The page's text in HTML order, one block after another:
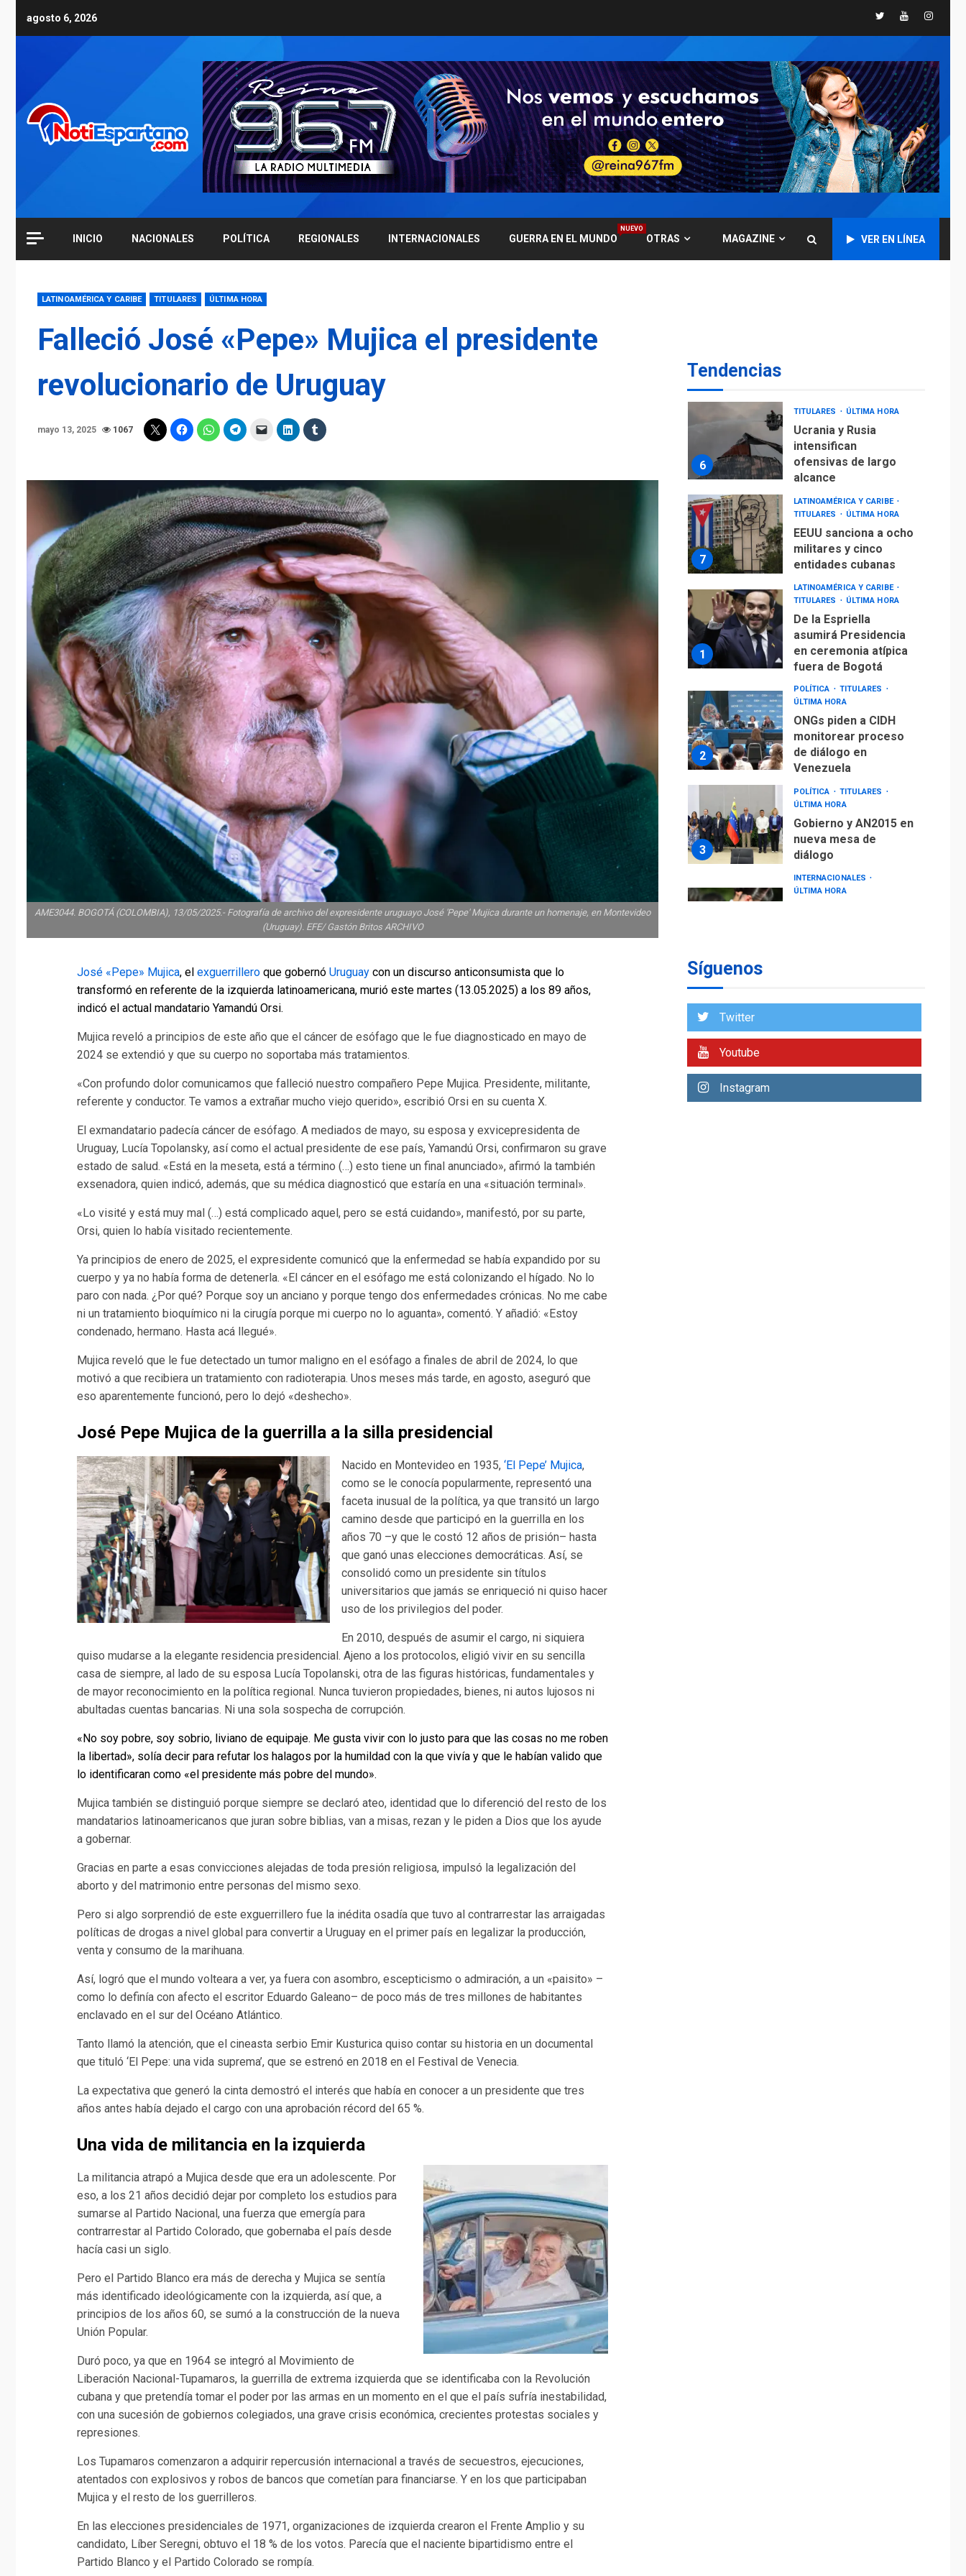
agosto 6, 2026 TwitterYoutube
INICIO NACIONALES POLÍTICA REGIONALES INTERNACIONALES GUERRA EN EL MUNDO
NUEVO
OTRAS MAGAZINE VER EN LÍNEA
LATINOAMÉRICA Y CARIBE TITULARES ÚLTIMA HORA
Falleció José «Pepe» Mujica el presidente
revolucionario de Uruguay
mayo 13, 2025 1067
AME3044. BOGOTÁ (COLOMBIA), 13/05/2025.- Fotografía de archivo del expresidente uruguayo José 'Pepe' Mujica durante un homenaje, en Montevideo
(Uruguay). EFE/ Gastón Britos ARCHIVO
José «Pepe» Mujica, el exguerrillero que gobernó Uruguay con un discurso anticonsumista que lo
transformó en referente de la izquierda latinoamericana, murió este martes (13.05.2025) a los 89 años,
indicó el actual mandatario Yamandú Orsi.
Mujica reveló a principios de este año que el cáncer de esófago que le fue diagnosticado en mayo de
2024 se extendió y que su cuerpo no soportaba más tratamientos.
«Con profundo dolor comunicamos que falleció nuestro compañero Pepe Mujica. Presidente, militante,
referente y conductor. Te vamos a extrañar mucho viejo querido», escribió Orsi en su cuenta X.
El exmandatario padecía cáncer de esófago. A mediados de mayo, su esposa y exvicepresidenta de
Uruguay, Lucía Topolansky, así como el actual presidente de ese país, Yamandú Orsi, confirmaron su grave
estado de salud. «Está en la meseta, está a término (…) esto tiene un final anunciado», afirmó la también
exsenadora, quien indicó, además, que su médica diagnosticó que estaría en una «situación terminal».
«Lo visité y está muy mal (…) está complicado aquel, pero se está cuidando», manifestó, por su parte,
Orsi, quien lo había visitado recientemente.
Ya principios de enero de 2025, el expresidente comunicó que la enfermedad se había expandido por su
cuerpo y ya no había forma de detenerla. «El cáncer en el esófago me está colonizando el hígado. No lo
paro con nada. ¿Por qué? Porque soy un anciano y porque tengo dos enfermedades crónicas. No me cabe
ni un tratamiento bioquímico ni la cirugía porque mi cuerpo no lo aguanta», comentó. Y añadió: «Estoy
condenado, hermano. Hasta acá llegué».
Mujica reveló que le fue detectado un tumor maligno en el esófago a finales de abril de 2024, lo que
motivó a que recibiera un tratamiento con radioterapia. Unos meses más tarde, en agosto, aseguró que
eso aparentemente funcionó, pero lo dejó «deshecho».
José Pepe Mujica de la guerrilla a la silla presidencial
Nacido en Montevideo en 1935, ‘El Pepe’ Mujica,
como se le conocía popularmente, representó una
faceta inusual de la política, ya que transitó un largo
camino desde que participó en la guerrilla en los
años 70 –y que le costó 12 años de prisión– hasta
que ganó unas elecciones democráticas. Así, se
consolidó como un presidente sin títulos
universitarios que jamás se enriqueció ni quiso hacer
uso de los privilegios del poder.
En 2010, después de asumir el cargo, ni siquiera
quiso mudarse a la elegante residencia presidencial. Ajeno a los protocolos, eligió vivir en su sencilla
casa de siempre, al lado de su esposa Lucía Topolanski, otra de las figuras históricas, fundamentales y
de mayor reconocimiento en la política regional. Nunca tuvieron propiedades, bienes, ni autos lujosos ni
abultadas cuentas bancarias. Ni una sola sospecha de corrupción.
«No soy pobre, soy sobrio, liviano de equipaje. Me gusta vivir con lo justo para que las cosas no me roben
la libertad», solía decir para refutar los halagos por la humildad con la que vivía y que le habían valido que
lo identificaran como «el presidente más pobre del mundo».
Mujica también se distinguió porque siempre se declaró ateo, identidad que lo diferenció del resto de los
mandatarios latinoamericanos que juran sobre biblias, van a misas, rezan y le piden a Dios que los ayude
a gobernar.
Gracias en parte a esas convicciones alejadas de toda presión religiosa, impulsó la legalización del
aborto y del matrimonio entre personas del mismo sexo.
Pero si algo sorprendió de este exguerrillero fue la inédita osadía que tuvo al contrarrestar las arraigadas
políticas de drogas a nivel global para convertir a Uruguay en el primer país en legalizar la producción,
venta y consumo de la marihuana.
Así, logró que el mundo volteara a ver, ya fuera con asombro, escepticismo o admiración, a un «paisito» –
como lo definía con afecto el escritor Eduardo Galeano– de poco más de tres millones de habitantes
enclavado en el sur del Océano Atlántico.
Tanto llamó la atención, que el cineasta serbio Emir Kusturica quiso contar su historia en un documental
que tituló ‘El Pepe: una vida suprema’, que se estrenó en 2018 en el Festival de Venecia.
La expectativa que generó la cinta demostró el interés que había en conocer a un presidente que tres
años antes había dejado el cargo con una aprobación récord del 65 %.
Una vida de militancia en la izquierda
La militancia atrapó a Mujica desde que era un adolescente. Por
eso, a los 21 años decidió dejar por completo los estudios para
sumarse al Partido Nacional, una fuerza que emergía para
contrarrestar al Partido Colorado, que gobernaba el país desde
hacía casi un siglo.
Pero el Partido Blanco era más de derecha y Mujica se sentía
más identificado ideológicamente con la izquierda, así que, a
principios de los años 60, se sumó a la construcción de la nueva
Unión Popular.
Duró poco, ya que en 1964 se integró al Movimiento de
Liberación Nacional-Tupamaros, la guerrilla de extrema izquierda que se identificaba con la Revolución
cubana y que pretendía tomar el poder por las armas en un momento en el que el país sufría inestabilidad,
con una sucesión de gobiernos colegiados, una grave crisis económica, crecientes protestas sociales y
represiones.
Los Tupamaros comenzaron a adquirir repercusión internacional a través de secuestros, ejecuciones,
atentados con explosivos y robos de bancos que cometían para financiarse. Y en los que participaban
Mujica y el resto de los guerrilleros.
En las elecciones presidenciales de 1971, organizaciones de izquierda crearon el Frente Amplio y su
candidato, Líber Seregni, obtuvo el 18 % de los votos. Parecía que el naciente bipartidismo entre el
Partido Blanco y el Partido Colorado se rompía.
Tendencias
Gobierno y AN2015 en
nueva mesa de
diálogo
4
INTERNACIONALES
ÚLTIMA HORA
Hiroshima 81 años de
la debacle atómica.
Japón debate
principios no
nucleares
5
ÚLTIMA HORA
nuevamente limitar
ciudadanía por
6
7
TITULARES
ÚLTIMA HORA
EEUU sanciona a ocho
militares y cinco
entidades cubanas
1
TITULARES
ÚLTIMA HORA
De la Espriella
asumirá Presidencia
en ceremonia atípica
fuera de Bogotá
2
POLÍTICA
TITULARES
ÚLTIMA HORA
ONGs piden a CIDH
monitorear proceso
de diálogo en
Venezuela
3
POLÍTICA
TITULARES
ÚLTIMA HORA
Gobierno y AN2015 en
nueva mesa de
diálogo
4
ÚLTIMA HORA
Hiroshima 81 años de
la debacle atómica.
Japón debate
principios no
nucleares
5
INTERNACIONALES
Síguenos
Twitter
Youtube
Instagram